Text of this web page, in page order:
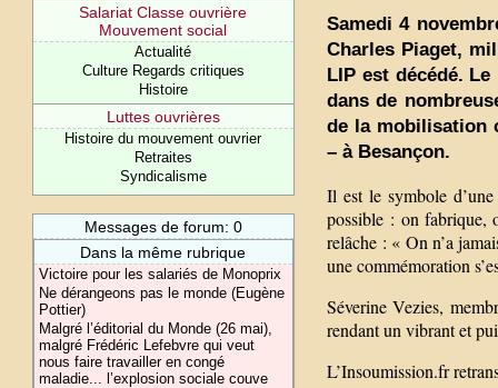
Salariat Classe ouvrière
Mouvement social
Actualité
Culture Regards critiques
Histoire
Luttes ouvrières
Histoire du mouvement ouvrier
Retraites
Syndicalisme
Messages de forum: 0
Dans la même rubrique
Victoire pour les salariés de Monoprix
Ne dérangeons pas le monde (Eugène
Pottier)
Malgré l’éditorial du Monde (26 mai),
malgré Frédéric Lefebvre qui veut
nous faire travailler en congé
maladie... l’explosion sociale couve
Samedi 4
Charles Piaget,
LIP est décédé.
dans de
de la mobilisation
– à Besançon.
Il est le symbole
possible : on fabrique,
relâche : « On n’a
une commémoration
Séverine Vezies,
rendant un vibrant et
L’Insoumission.fr